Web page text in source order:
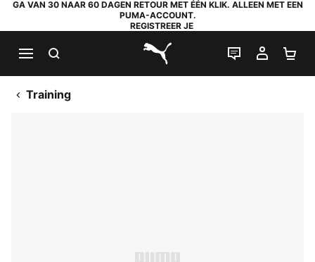
GA VAN 30 NAAR 60 DAGEN RETOUR MET ÉÉN KLIK. ALLEEN MET EEN
PUMA-ACCOUNT.
REGISTREER JE
PUMA.com
LIVE CHAT
MIJN
Training